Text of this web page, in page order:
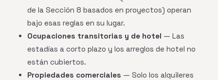
de la Sección 8 basados en proyectos) operan
bajo esas reglas en su lugar.
Ocupaciones transitorias y de hotel — Las
estadías a corto plazo y los arreglos de hotel no
están cubiertos.
Propiedades comerciales — Solo los alquileres